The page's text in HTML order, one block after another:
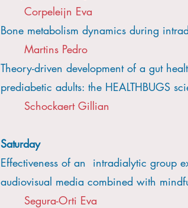
Corpeleijn Eva
Bone metabolism dynamics during
Martins Pedro
Theory-driven development of a gut
prediabetic adults: the HEALTHBUGS
Schockaert Gillian
Saturday​
Effectiveness of an intradialytic group
audiovisual media combined with
​​Segura-Orti Eva